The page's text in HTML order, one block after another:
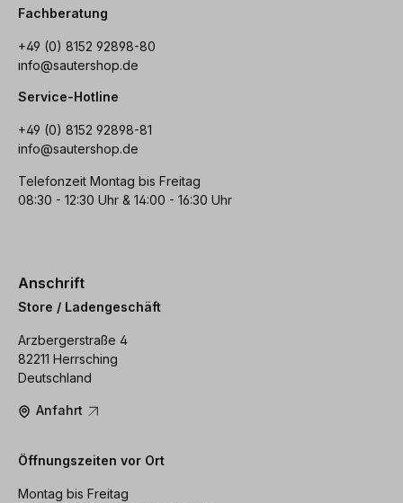
Fachberatung
+49 (0) 8152 92898-80
info@sautershop.de
Service-Hotline
+49 (0) 8152 92898-81
info@sautershop.de
Telefonzeit Montag bis Freitag
08:30 - 12:30 Uhr & 14:00 - 16:30 Uhr
Anschrift
Store / Ladengeschäft
Arzbergerstraße 4
82211 Herrsching
Deutschland
Anfahrt
Öffnungszeiten vor Ort
Montag bis Freitag